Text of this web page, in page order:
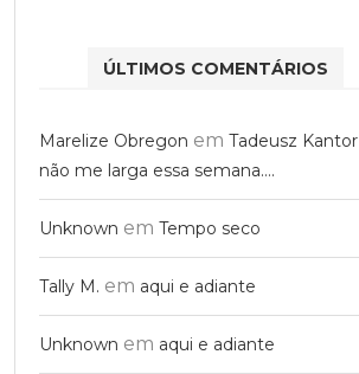
ÚLTIMOS COMENTÁRIOS
Marelize Obregon em Tadeusz Kantor
não me larga essa semana….
Unknown em Tempo seco
Tally M. em aqui e adiante
Unknown em aqui e adiante